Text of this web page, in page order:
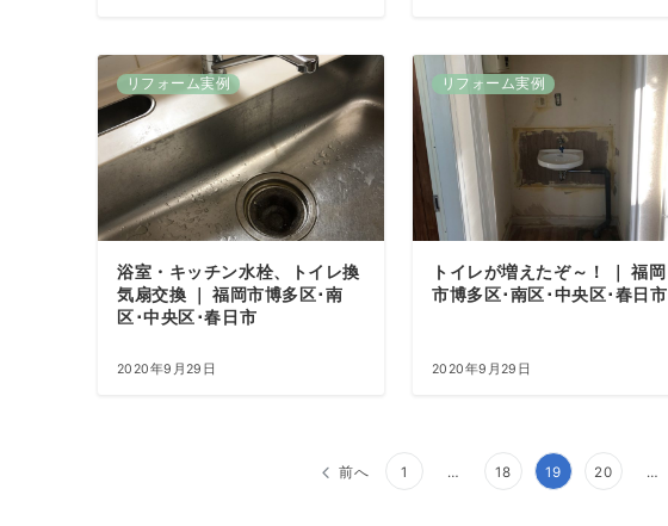
リフォーム実例
浴室・キッチン水栓、トイレ換
気扇交換 ｜ 福岡市博多区･南
区･中央区･春日市
2020年9月29日
リフォーム実例
トイレが増えたぞ～！ ｜ 福岡
市博多区･南区･中央区･春日市
2020年9月29日
前へ 1 … 18 19 20 …